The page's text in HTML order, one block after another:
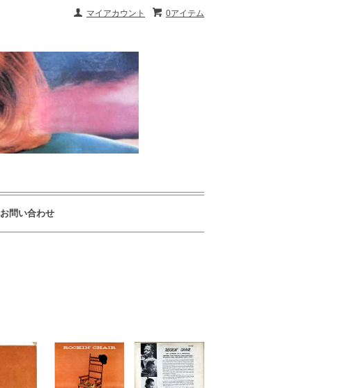
0アイテム
マイアカウント
お問い合わせ